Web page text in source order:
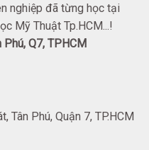
nghiệp đã từng học tại
Mỹ Thuật Tp.HCM...!
Q7, TPHCM
Tân Phú, Quận 7, TP.HCM